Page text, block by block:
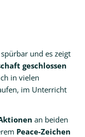
und es zeigt
geschlossen
in vielen
im Unterricht
an beiden
Peace-Zeichen